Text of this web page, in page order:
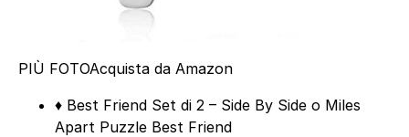
PIÙ FOTOAcquista da Amazon
♦ Best Friend Set di 2 – Side By Side o Miles
Apart Puzzle Best Friend